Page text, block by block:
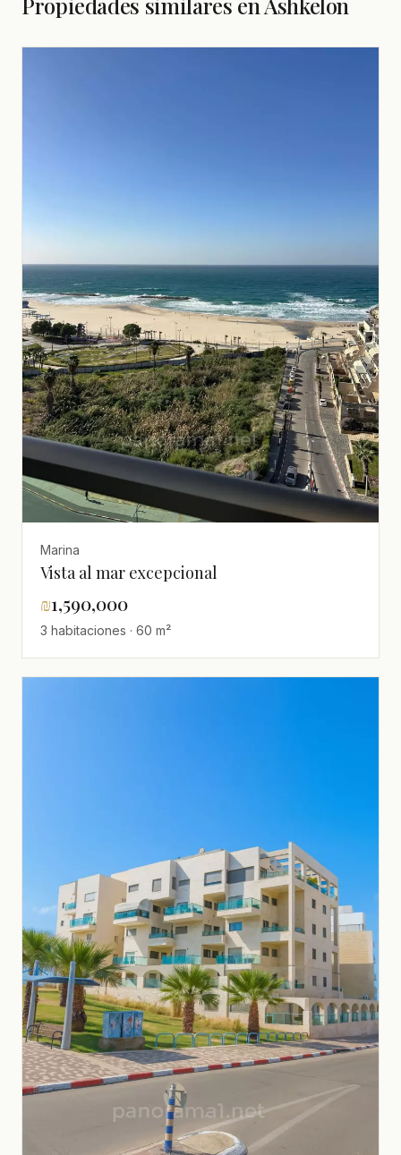
Marina
Vista al mar excepcional
₪1,590,000
3 habitaciones · 60 m²